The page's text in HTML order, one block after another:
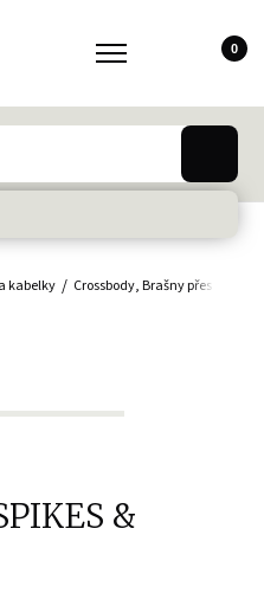
0
kabelky Crossbody, Brašny přes rameno
&